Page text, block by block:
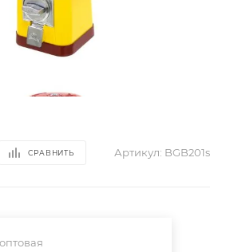
СРАВНИТЬ Артикул: BGB201s